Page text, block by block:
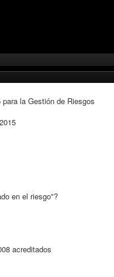
la Gestión de Riesgos
en el riesgo"?
acreditados